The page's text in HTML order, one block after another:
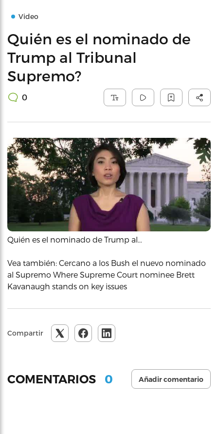
Video
Quién es el nominado de
Trump al Tribunal
Supremo?
0
Quién es el nominado de Trump al…
Vea también: Cercano a los Bush el nuevo nominado
al Supremo Where Supreme Court nominee Brett
Kavanaugh stands on key issues
Compartir
COMENTARIOS 0 Añadir comentario